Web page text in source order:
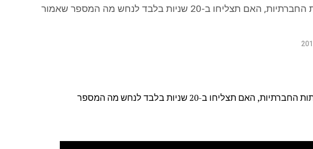
האתגר שמשגע את העולם ברשתות החברתיות, האם תצליחו ב-20 שניות בלבד לנחש מה המספר שאמור
האתגר שמשגע את העולם ברשתות החברתיות, האם תצליחו ב-20 שניות בלבד לנחש מה המספר